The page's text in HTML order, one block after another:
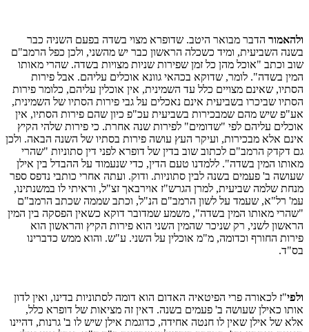
ולהאמור הדבר מבואר היטב. שדופרא מצוי בשדה בפעם השניה כבר
בשנה השביעית, ומיד כשכלה הראשון כבר יש מהשני, ולכן כפל הרמב"ם
שוב וכתב "אוכל מהן כל זמן שפירות שניות מצויות בשדה. שהרי מאותו
המין בשדה". לומר, שדוקא בכהאי גוונא אוכלים עליהם. אבל פירות
הסתיו, שאינם מצויים כלל עד השמינית, אין אוכלין עליהם, כלומר פירות
הסתיו שביכרו בשביעית אינם נאכלים על גבי פירות הסתיו של השמינית,
אע"פ שיש מהם שמבכירות בשביעית עכ"פ כיון שהם פירות הסתיו, אין
אוכלים עליהם לפי "שדומים" לפירות שנה אחרת. כי פירות שלהי הקיץ
אינם אלא מבכירות, ועיקר העץ עושה פירות בסתיו של השנה הבאה. ולכן
גם דקדק הרמב"ם לכתוב שוב בדין של דופרא לפני דין סתוניות "שהרי
מאותו המין בשדה". ללמדנו טעם הדין, כדי שנעמוד על ההבדל בין אילן
שעושה ב' פעמים בשנה לבין סתוניות. ודוק. ועתה אחרי כותבי נדפס ספר
מנחת שלמה שביעית, למרן הגרש"ז אוירבאך זצ"ל, וראיתי לו במשנתינו,
עמ' רל"א, שעמד על לשון הרמב"ם הנ"ל, וכתב שממה שכתב הרמב"ם
"שהרי מאותו המין בשדה", משמע שמדובר דוקא כשאין הפסקה בין המין
הראשון לשני, רק שניכר שהמין השני הוא פירות הקיץ והראשון הוא
פירות החורף וכדומה, מ"מ אוכלין על השני. ע"ש. והוא ממש כדברינו
בס"ד.
ולפי"ז לכאורה פרי הפיטאיה האדום הוא דומה לסתוניות בדינו, ואין לדון
אותו כאילן שעושה ב' פעמים בשנה. דאין זה מציאות של דופרא כלל,
אלא של אילן שאין לו חנטה אחידה, כדוגמת אילן שיש לו ב' גרנות, דהיינו